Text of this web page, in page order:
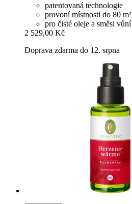
patentovaná technologie
provoní místnosti do 80 m²
pro čisté oleje a směsi vůní
2 529,00 Kč
Doprava zdarma do 12. srpna